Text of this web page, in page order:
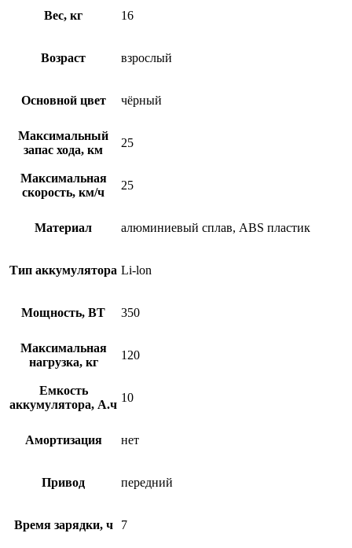
Вес, кг 16
Возраст взрослый
Основной цвет чёрный
Максимальный
запас хода, км
25
Максимальная
скорость, км/ч
25
Материал алюминиевый сплав, ABS пластик
Тип аккумулятора Li-lon
Мощность, ВТ 350
Максимальная
нагрузка, кг
120
Емкость
аккумулятора, А.ч
10
Амортизация нет
Привод передний
Время зарядки, ч 7